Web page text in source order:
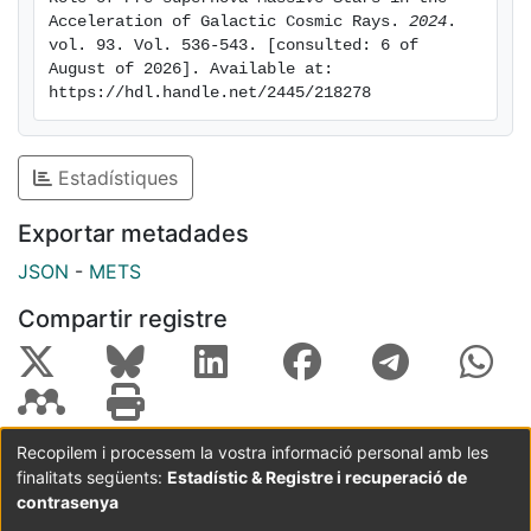
Acceleration of Galactic Cosmic Rays. 2024 .
vol. 93. Vol. 536-543. [consulted: 6 of
August of 2026]. Available at:
https://hdl.handle.net/2445/218278
Estadístiques
Exportar metadades
JSON - METS
Compartir registre
Coordinació:CRAI UB Avís legal
Metadades
subjectes a:
Recopilem i processem la vostra informació personal amb les
finalitats següents: Estadístic & Registre i recuperació de
contrasenya